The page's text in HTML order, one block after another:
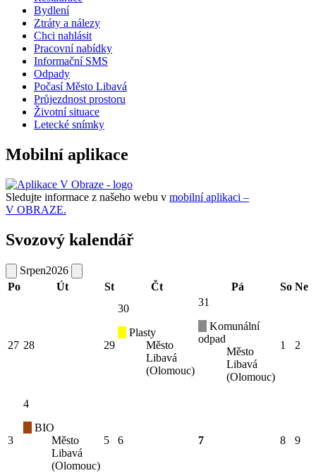
Bydlení
Ztráty a nálezy
Chci nahlásit
Pracovní nabídky
Informační SMS
Odpady
Počasí Město Libavá
Průjezdnost prostoru
Životní situace
Letecké snímky
Mobilní aplikace
Sledujte informace z našeho webu v mobilní aplikaci –
V OBRAZE.
Svozový kalendář
Srpen2026
Po
Út St Čt Pá So Ne
27 28 29
30
Plasty
Město
Libavá
(Olomouc)
31
Komunální
odpad
Město
Libavá
(Olomouc)
1 2
3
4
BIO
Město
Libavá
(Olomouc)
5 6 7 8 9